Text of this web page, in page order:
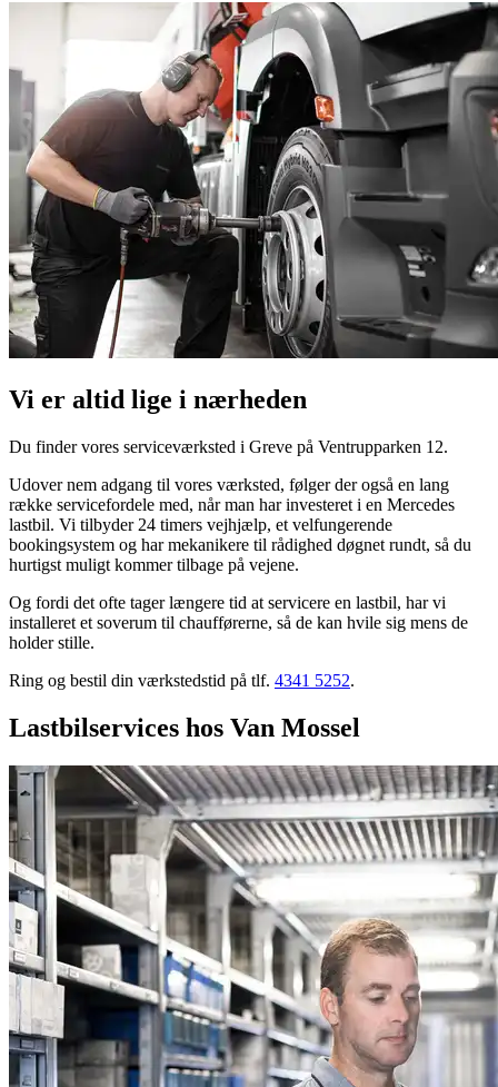
Vi er altid lige i nærheden
Du finder vores serviceværksted i Greve på Ventrupparken 12.
Udover nem adgang til vores værksted, følger der også en lang
række servicefordele med, når man har investeret i en Mercedes
lastbil. Vi tilbyder 24 timers vejhjælp, et velfungerende
bookingsystem og har mekanikere til rådighed døgnet rundt, så du
hurtigst muligt kommer tilbage på vejene.
Og fordi det ofte tager længere tid at servicere en lastbil, har vi
installeret et soverum til chaufførerne, så de kan hvile sig mens de
holder stille.
Ring og bestil din værkstedstid på tlf. 4341 5252.
Lastbilservices hos Van Mossel